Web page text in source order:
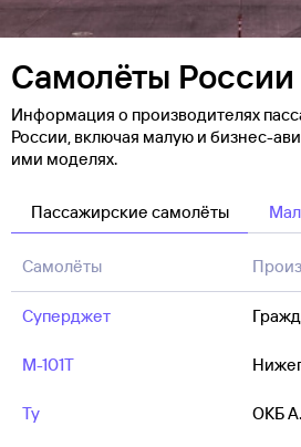
Самолёты России
Информация о производителях
России, включая малую и бизнес-
ими моделях.
Пассажирские самолёты
Самолёты
Суперджет
М-101Т
Ту ОКБ